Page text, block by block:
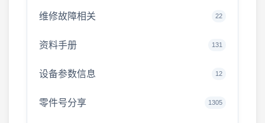
维修故障相关 22
资料手册 131
设备参数信息 12
零件号分享 1305